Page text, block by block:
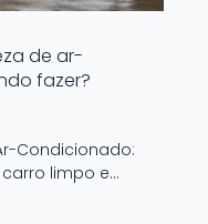
de ar-
fazer?
Condicionado:
limpo e…